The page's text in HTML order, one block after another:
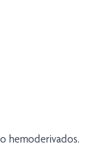
hemoderivados.